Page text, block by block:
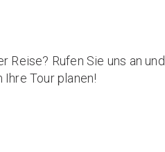
Reise? Rufen Sie uns an und
Ihre Tour planen!